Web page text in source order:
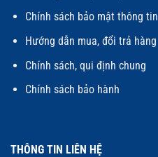
Chính sách bảo mật thông tin
Hướng dẫn mua, đổi trả hàng
Chính sách, qui định chung
Chính sách bảo hành
THÔNG TIN LIÊN HỆ